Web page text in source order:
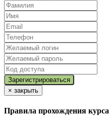
× закрыть
Правила прохождения курса